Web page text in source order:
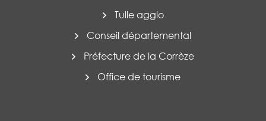
Tulle agglo
Conseil départemental
Préfecture de la Corrèze
Office de tourisme